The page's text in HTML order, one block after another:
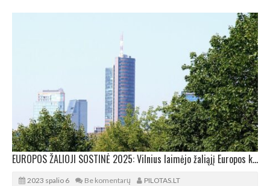
EUROPOS ŽALIOJI SOSTINĖ 2025: Vilnius laimėjo žaliąjį Europos komisijos titulą
2023 spalio 6 Be komentarų PILOTAS.LT